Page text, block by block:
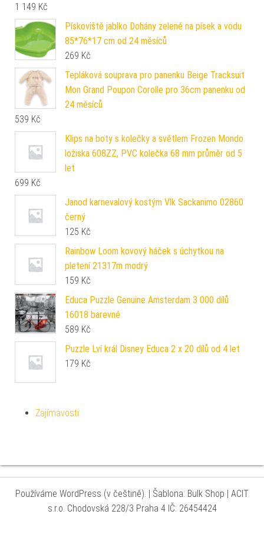
1 149 Kč
Pískoviště jablko Dohány zelené na písek a vodu
85*76*17 cm od 24 měsíců
269 Kč
Tepláková souprava pro panenku Beige Tracksuit
Mon Grand Poupon Corolle pro 36cm panenku od
24 měsíců
539 Kč
Klips na boty s kolečky a světlem Frozen Mondo
ložiska 608ZZ, PVC kolečka 68 mm průměr od 5
let
699 Kč
Janod karnevalový kostým Vlk Sackanimo 02860
černý
125 Kč
Rainbow Loom kovový háček s úchytkou na
pletení 21317m modrý
159 Kč
Educa Puzzle Genuine Amsterdam 3 000 dílů
16018 barevné
589 Kč
Puzzle Lví král Disney Educa 2 x 20 dílů od 4 let
179 Kč
Zajímavosti
Používáme WordPress (v češtině). | Šablona: Bulk Shop | ACIT
s.r.o. Chodovská 228/3 Praha 4 IČ: 26454424